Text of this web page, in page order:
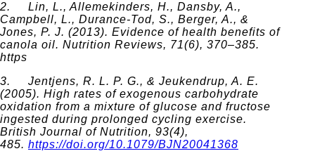
2. Lin, L., Allemekinders, H., Dansby, A.,
Campbell, L., Durance-Tod, S., Berger, A., &
Jones, P. J. (2013). Evidence of health benefits of
canola oil. Nutrition Reviews, 71(6), 370–385.
https
3. Jentjens, R. L. P. G., & Jeukendrup, A. E.
(2005). High rates of exogenous carbohydrate
oxidation from a mixture of glucose and fructose
ingested during prolonged cycling exercise.
British Journal of Nutrition, 93(4),
485. https://doi.org/10.1079/BJN20041368